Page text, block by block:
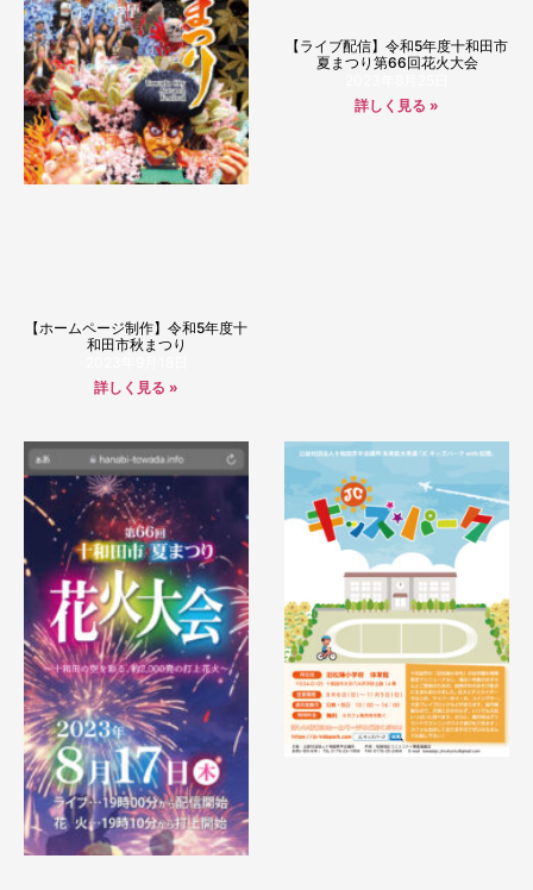
【ホームページ制作】令和5年度十
和田市秋まつり
詳しく見る »
【ライブ配信】令和5年度十和田市
夏まつり第66回花火大会
詳しく見る »